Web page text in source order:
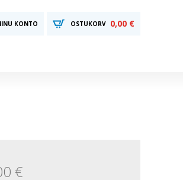
KONTO OSTUKORV 0,00 €
€